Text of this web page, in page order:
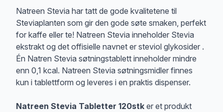
Produktbeskrivelse
Natreen Stevia har tatt de gode kvalitetene til
Steviaplanten som gir den gode søte smaken, perfekt
for kaffe eller te! Natreen Stevia inneholder Stevia
ekstrakt og det offisielle navnet er steviol glykosider .
Én Natren Stevia søtningstablett inneholder mindre
enn 0,1 kcal. Natreen Stevia søtningsmidler finnes
kun i tablettform og leveres i en praktis dispenser.
Natreen Stevia Tabletter 120stk er et produkt